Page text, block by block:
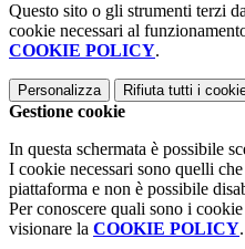
Questo sito o gli strumenti terzi
cookie necessari al
COOKIE POLICY.
Personalizza Rifiuta tutti i
Gestione cookie
In questa schermata è possibile
I cookie necessari sono quelli
piattaforma e non è possibile
Per conoscere quali sono i
visionare la COOKIE POLICY.